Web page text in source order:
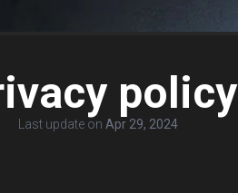
policy
Last update on Apr 29, 2024